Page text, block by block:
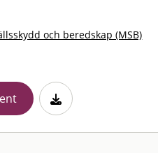
och beredskap (MSB)